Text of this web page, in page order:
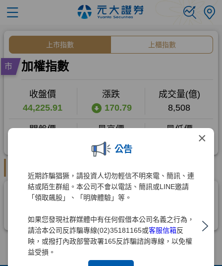
×
公告
近期詐騙猖獗，請投資人切勿輕信不明來電、簡訊、連
結或陌生群組。本公司不會以電話、簡訊或LINE邀請
「領取飆股」、「明牌體驗」等。
如果您發現社群媒體中有任何假借本公司名義之行為，
請洽本公司反詐騙專線(02)35181165或客服信箱反
映，或撥打內政部警政署165反詐騙諮詢專線，以免權
益受損。